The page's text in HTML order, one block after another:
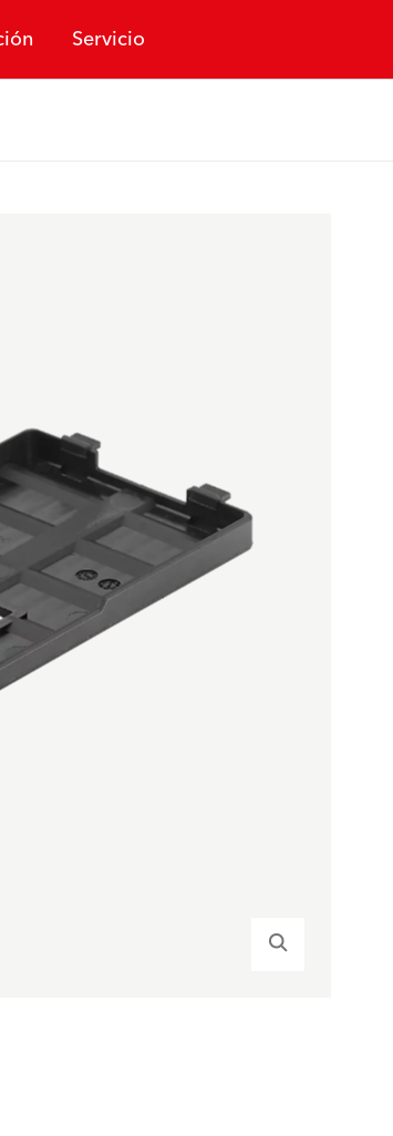
Servicio